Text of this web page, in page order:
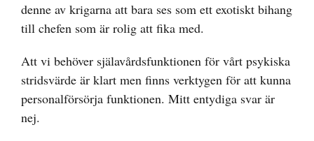
denne av krigarna att bara ses som ett exotiskt bihang
till chefen som är rolig att fika med.
Att vi behöver själavårdsfunktionen för vårt psykiska
stridsvärde är klart men finns verktygen för att kunna
personalförsörja funktionen. Mitt entydiga svar är
nej.